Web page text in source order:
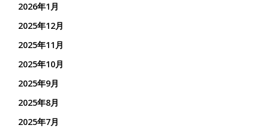
2026年1月
2025年12月
2025年11月
2025年10月
2025年9月
2025年8月
2025年7月